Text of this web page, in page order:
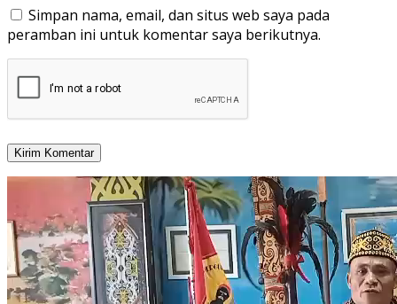
Simpan nama, email, dan situs web saya pada
peramban ini untuk komentar saya berikutnya.